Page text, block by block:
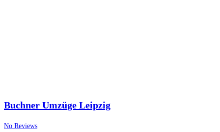
Buchner Umzüge Leipzig
No Reviews